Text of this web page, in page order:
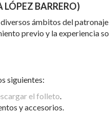
BARRERO)
ámbitos del
previo y la experiencia
siguientes:
el folleto.
y accesorios.